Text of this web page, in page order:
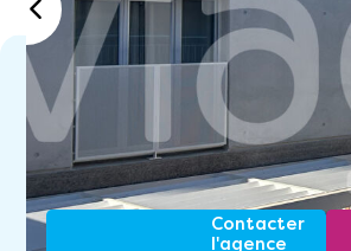
Contacter
l'agence